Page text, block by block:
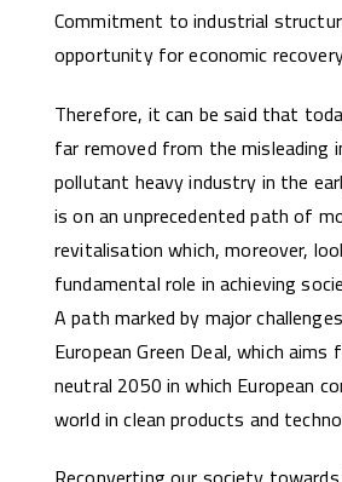
Commitment to industrial
opportunity for economic
Therefore, it can be said that
far removed from the misleading
pollutant heavy industry in the
is on an unprecedented path of
revitalisation which, moreover,
fundamental role in achieving
A path marked by major
European Green Deal, which
neutral 2050 in which European
world in clean products and